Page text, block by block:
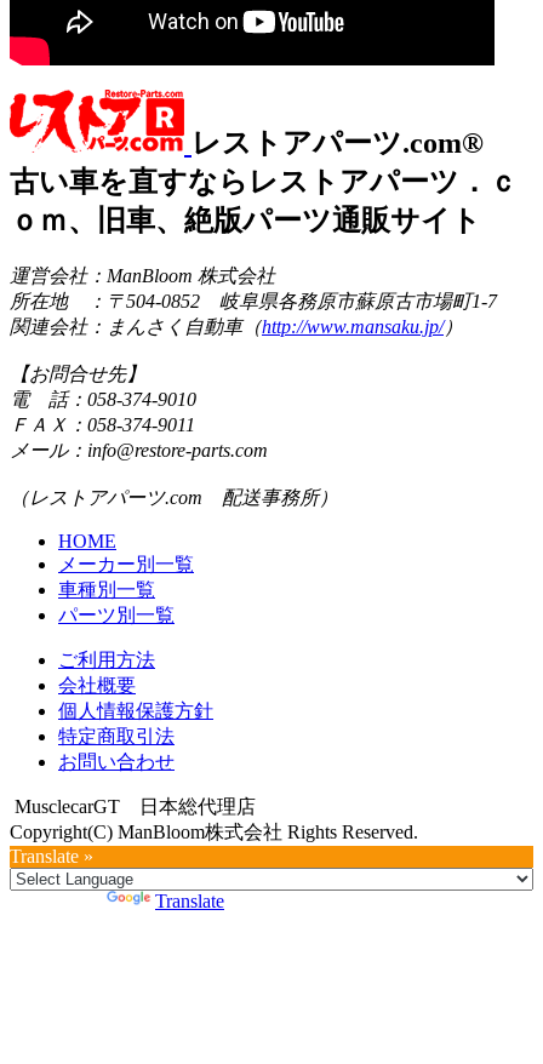
レストアパーツ.com®
古い車を直すならレストアパーツ．ｃ
ｏｍ、旧車、絶版パーツ通販サイト
運営会社：ManBloom 株式会社
所在地 ：〒504-0852 岐阜県各務原市蘇原古市場町1-7
関連会社：まんさく自動車（http://www.mansaku.jp/）
【お問合せ先】
電 話：058-374-9010
ＦＡＸ：058-374-9011
メール：info@restore-parts.com
（レストアパーツ.com 配送事務所）
HOME
メーカー別一覧
車種別一覧
パーツ別一覧
ご利用方法
会社概要
個人情報保護方針
特定商取引法
お問い合わせ
MusclecarGT 日本総代理店
Copyright(C) ManBloom株式会社 Rights Reserved.
Translate »
Translate